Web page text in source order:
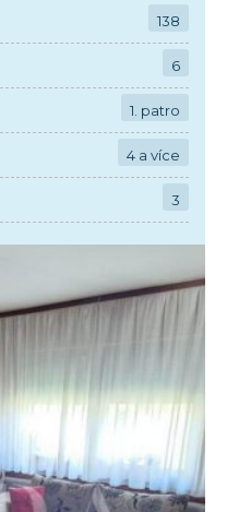
138
6
1. patro
4 a více
3